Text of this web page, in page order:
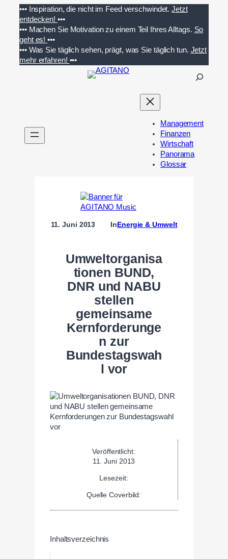
Inhalt
springen
••• Inspiration, die nicht im Feed verschwindet. Jetzt
entdecken! •••
••• Machen Sie Motivation zu einem Teil Ihres Alltags. So
geht es!•••
••• Was Sie täglich sehen, prägt, was Sie täglich tun. Jetzt
mehr erfahren! •••
n
Management
Finanzen
Wirtschaft
Panorama
Glossar
11. Juni 2013 InEnergie & Umwelt
Umweltorganisa
tionen BUND,
DNR und NABU
stellen
gemeinsame
Kernforderunge
n zur
Bundestagswah
l vor
Veröffentlicht:
11. Juni 2013
Lesezeit:
Quelle Coverbild:
Inhaltsverzeichnis